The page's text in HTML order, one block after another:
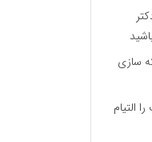
سازی
التیام